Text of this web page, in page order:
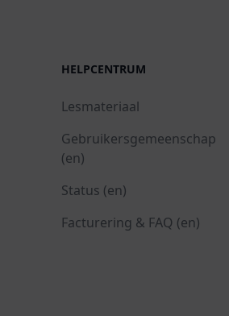
HELPCENTRUM
Lesmateriaal
Gebruikersgemeenschap
(en)
Status (en)
Facturering & FAQ (en)